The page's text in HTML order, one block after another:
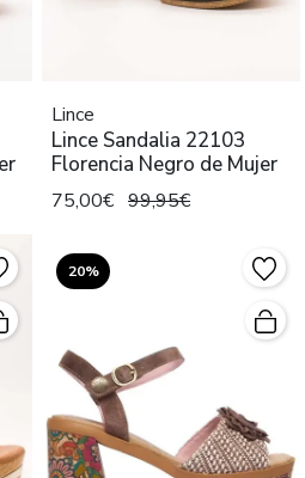
Lince
Lince Sandalia 22103
Florencia Negro de Mujer
75,00€ 99,95€
20%